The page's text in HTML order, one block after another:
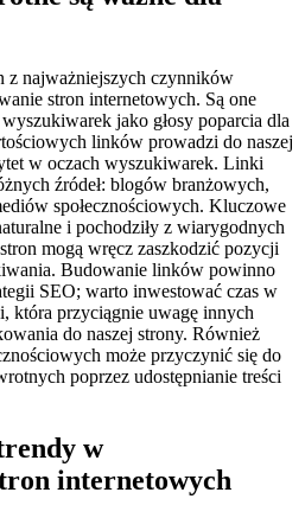
z najważniejszych czynników
stron internetowych. Są one
jako głosy poparcia dla
linków prowadzi do naszej
w oczach wyszukiwarek. Linki
źródeł: blogów branżowych,
społecznościowych. Kluczowe
i pochodziły z wiarygodnych
mogą wręcz zaszkodzić pozycji
Budowanie linków powinno
SEO; warto inwestować czas w
która przyciągnie uwagę innych
do naszej strony. Również
może przyczynić się do
poprzez udostępnianie treści
w
internetowych